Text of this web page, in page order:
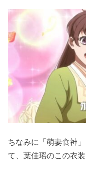
ちなみに「萌妻食神
て、葉佳瑶のこの衣